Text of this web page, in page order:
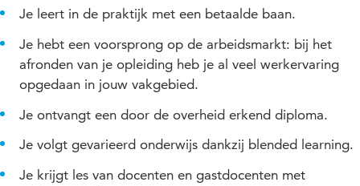
Je leert in de praktijk met een betaalde baan.
Je hebt een voorsprong op de arbeidsmarkt: bij het
afronden van je opleiding heb je al veel werkervaring
opgedaan in jouw vakgebied.
Je ontvangt een door de overheid erkend diploma.
Je volgt gevarieerd onderwijs dankzij blended learning.
Je krijgt les van docenten en gastdocenten met